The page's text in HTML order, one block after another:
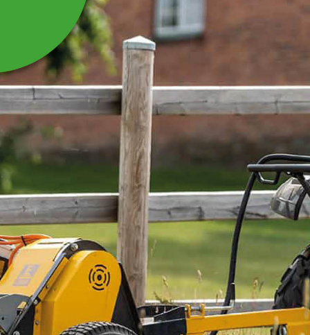
FÄSTPLÅT SKYDD
VÄXELLÅDA
Passar till slaghack XKH145/XKH185.
Läs mer